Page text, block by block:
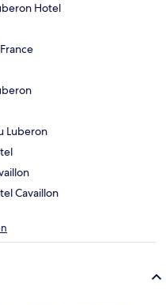
Hotel
Luberon
Cavaillon